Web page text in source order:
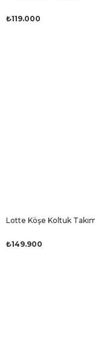
₺119.000
Lotte Köşe Koltuk
₺149.900